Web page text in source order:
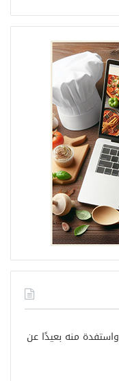
استغلال Facebook واستفدة منه بعيدًا عن